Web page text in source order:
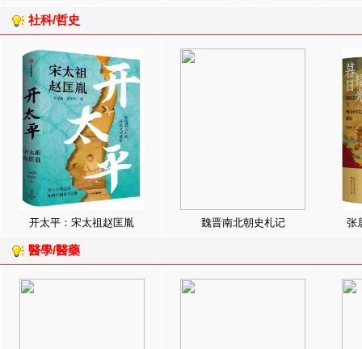
社科/哲史
开太平：宋太祖赵匡胤 魏晋南北朝史札记 张
醫學/醫藥